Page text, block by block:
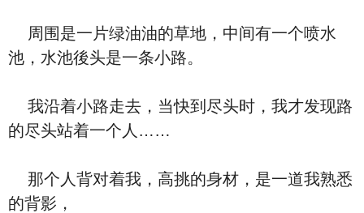
周围是一片绿油油的草地，中间有一个喷水
池，水池後头是一条小路。
我沿着小路走去，当快到尽头时，我才发现路
的尽头站着一个人……
那个人背对着我，高挑的身材，是一道我熟悉
的背影，